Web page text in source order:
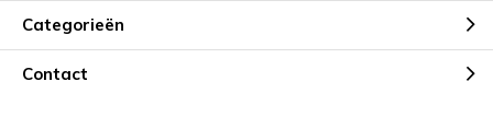
Categorieën
Contact